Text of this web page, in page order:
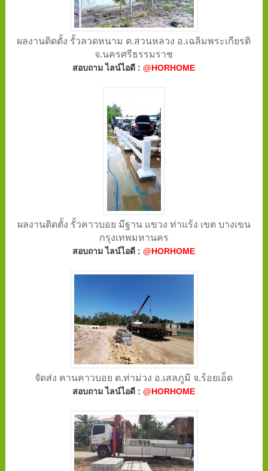
ผลงานติดตั้ง รั้วลวดหนาม ต.สวนหลวง อ.เฉลิมพระเกียรติ
จ.นครศรีธรรมราช
สอบถาม ไลน์ไอดี :@HORHOME
ผลงานติดตั้ง รั้วคาวบอย มีฐาน แขวง ท่าแร้ง เขต บางเขน
กรุงเทพมหานคร
สอบถาม ไลน์ไอดี :@HORHOME
จัดส่ง คานคาวบอย ต.ท่าม่วง อ.เสลภูมิ จ.ร้อยเอ็ด
สอบถาม ไลน์ไอดี :@HORHOME